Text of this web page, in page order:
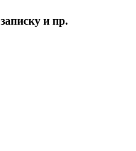
и пр.